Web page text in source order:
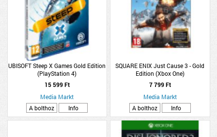
UBISOFT Steep X Games Gold Edition
(PlayStation 4)
15 599 Ft
Media Markt
A bolthoz
Info
SQUARE ENIX Just Cause 3 - Gold
Edition (Xbox One)
7 799 Ft
Media Markt
A bolthoz
Info